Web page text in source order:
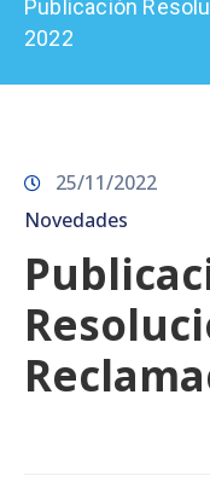
Prensa
Publicación
2022
25/11/2022
Novedades